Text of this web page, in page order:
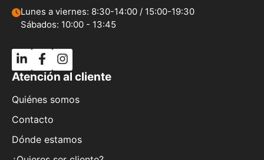
Lunes a viernes: 8:30-14:00 / 15:00-19:30
Sábados: 10:00 - 13:45
Atención al cliente
Quiénes somos
Contacto
Dónde estamos